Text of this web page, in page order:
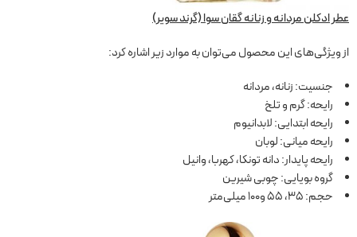
عطر ادکلن مردانه و زنانه گقان سوا (گرند سویر)
از ویژگی‌های این محصول می‌توان به موارد زیر اشاره کرد:
جنسیت: زنانه، مردانه
رایحه: گرم و تلخ
رایحه ابتدایی: لابدانیوم
رایحه میانی: لوبان
رایحه پایدار: دانه تونکا، کهربا، وانیل
گروه بویایی: چوبی شیرین
حجم: 35، 55 و100 میلی‌متر